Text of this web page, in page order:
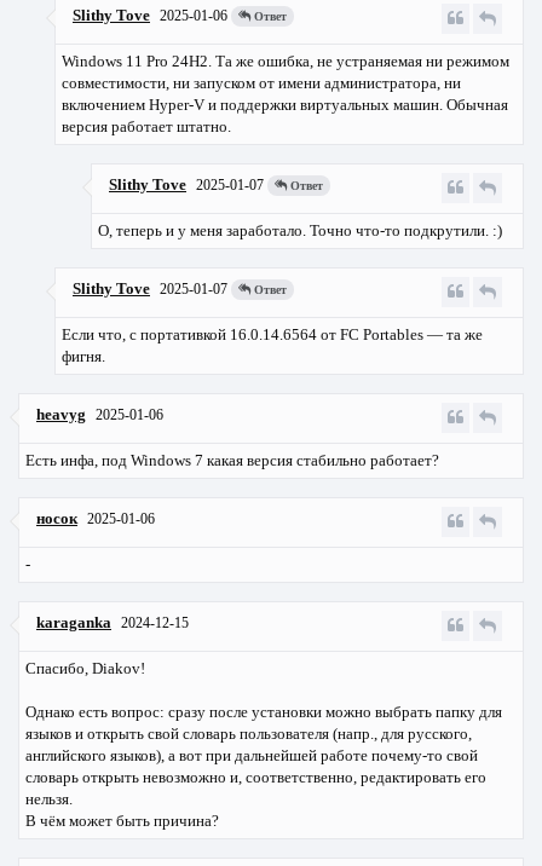
Slithy Tove 2025-01-06 Ответ
Windows 11 Pro 24H2. Та же ошибка, не устраняемая ни режимом
совместимости, ни запуском от имени администратора, ни
включением Hyper-V и поддержки виртуальных машин. Обычная
версия работает штатно.
Slithy Tove 2025-01-07 Ответ
О, теперь и у меня заработало. Точно что-то подкрутили. :)
Slithy Tove 2025-01-07 Ответ
Если что, с портативкой 16.0.14.6564 от FC Portables — та же
фигня.
heavyg 2025-01-06
Есть инфа, под Windows 7 какая версия стабильно работает?
носок 2025-01-06
-
karaganka 2024-12-15
Спасибо, Diakov!
Однако есть вопрос: сразу после установки можно выбрать папку для
языков и открыть свой словарь пользователя (напр., для русского,
английского языков), а вот при дальнейшей работе почему-то свой
словарь открыть невозможно и, соответственно, редактировать его
нельзя.
В чём может быть причина?